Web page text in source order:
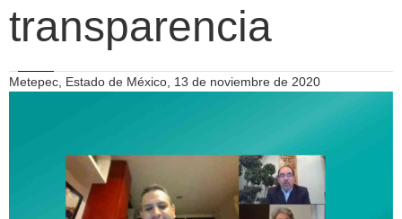
transparencia
Metepec, Estado de México, 13 de noviembre de 2020